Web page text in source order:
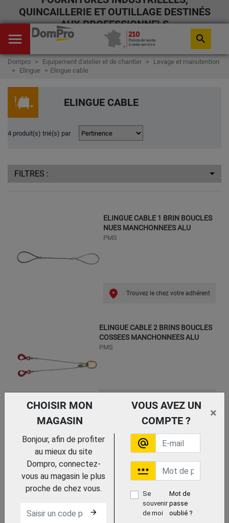
QUINCAILLERIE ET OUTILLAGE DESTINÉS
AUX PROFESSIONNELS
menu search
Dompro Equipement d'atelier et de chantier
Levage et manutention
Elingue
Elingue cable
ELINGUE CABLE
4 produit(s) trié(s) par
FILTRES :
ELINGUE CABLE 1 BRIN BOUCLES
NUES MANCHONNEES ALU
PMS
Trouvez le chez votre adhérent
ELINGUE CABLE 2 BRINS BOUCLES
COSSEES MANCHONNEES ALU
PMS
ELINGUE CABLE 1 BRIN BOUCLES
COSSEES MANCHONNEES ALU
Trouvez le chez votre adhérent
CHOISIR MON
MAGASIN
VOUS AVEZ UN
COMPTE ?
×
Bonjour, afin de profiter
au mieux du site
Dompro, connectez-
vous au magasin le plus
proche de chez vous.
arrow_forward
alternate_email
password
Se
souvenir
de moi
Mot de
passe
oublié ?